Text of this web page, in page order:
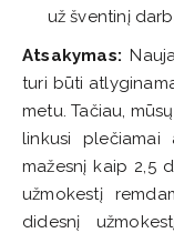
už šventinį
Atsakymas:
turi būti
metu. Tačiau,
linkusi
mažesnį kaip 2,5
užmokestį
didesnį